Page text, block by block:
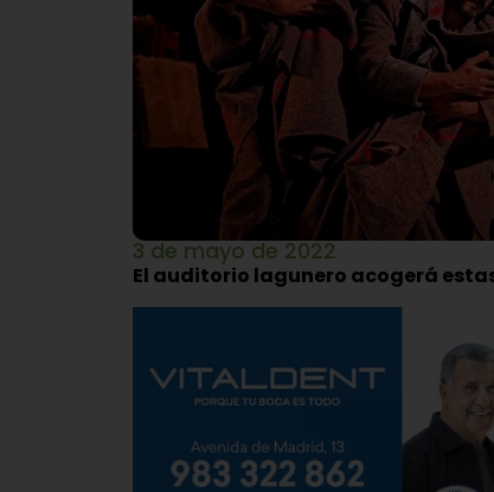
3 de mayo de 2022
El auditorio lagunero acogerá